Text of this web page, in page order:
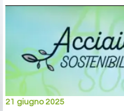
21 giugno 2025